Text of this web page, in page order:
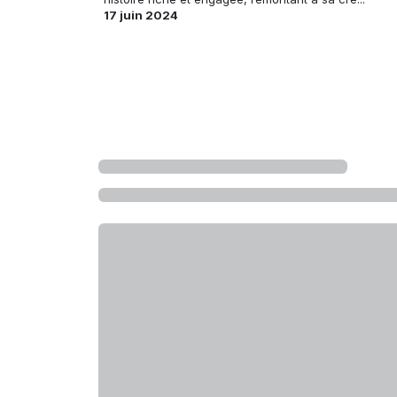
17 juin 2024